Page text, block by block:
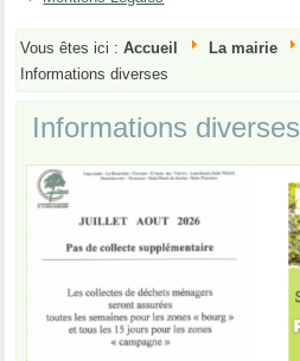
Vous êtes ici :Accueil La mairie
Informations diverses
Informations diverses